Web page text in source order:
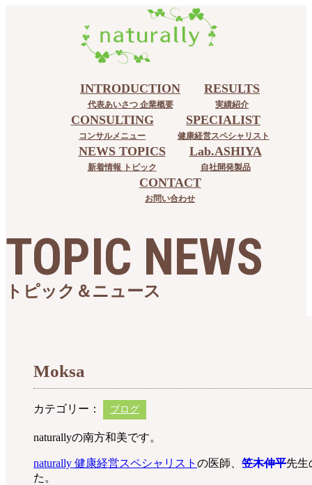
INTRODUCTION
代表あいさつ 企業概要
RESULTS
実績紹介
CONSULTING
コンサルメニュー
SPECIALIST
健康経営スペシャリスト
NEWS TOPICS
新着情報 トピック
Lab.ASHIYA
自社開発製品
CONTACT
お問い合わせ
TOPIC NEWS
トピック＆ニュース
Moksa
カテゴリー： ブログ
naturallyの南方和美です。
naturally 健康経営スペシャリスト の医師、 笠木伸平先生
た。